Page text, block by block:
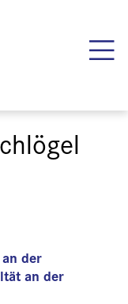
der
an der